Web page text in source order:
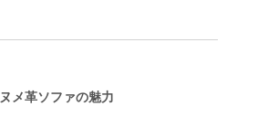
ヌメ革ソファの魅力